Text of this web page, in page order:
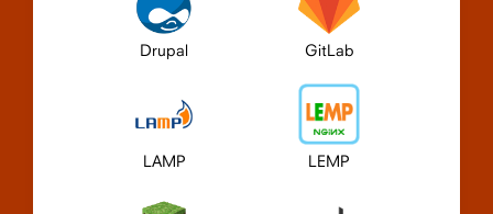
Drupal GitLab
LAMP LEMP